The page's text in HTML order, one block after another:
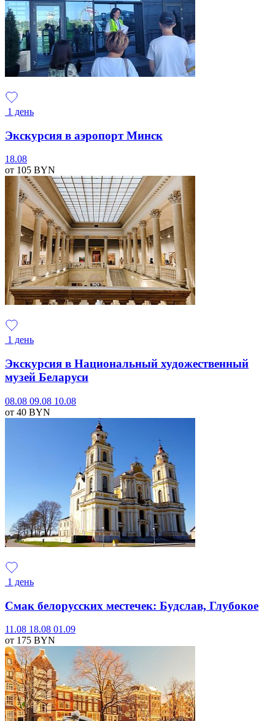
1 день
Экскурсия в аэропорт Минск
18.08
от 105 BYN
1 день
Экскурсия в Национальный художественный
музей Беларуси
08.08 09.08 10.08
от 40 BYN
1 день
Смак белорусских местечек: Будслав, Глубокое
11.08 18.08 01.09
от 175 BYN